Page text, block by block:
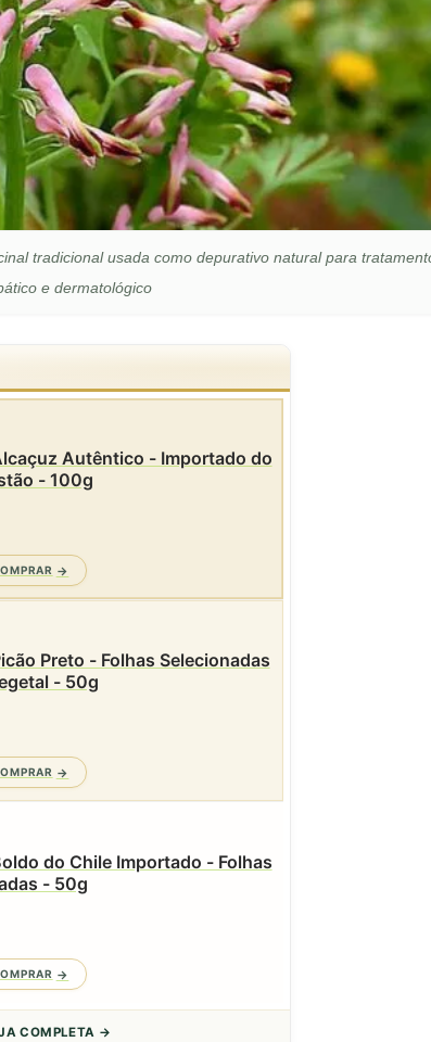
tradicional usada como depurativo natural para
e dermatológico
Autêntico - Importado do
- 100g
Preto - Folhas Selecionadas
- 50g
do Chile Importado - Folhas
- 50g
COMPLETA →